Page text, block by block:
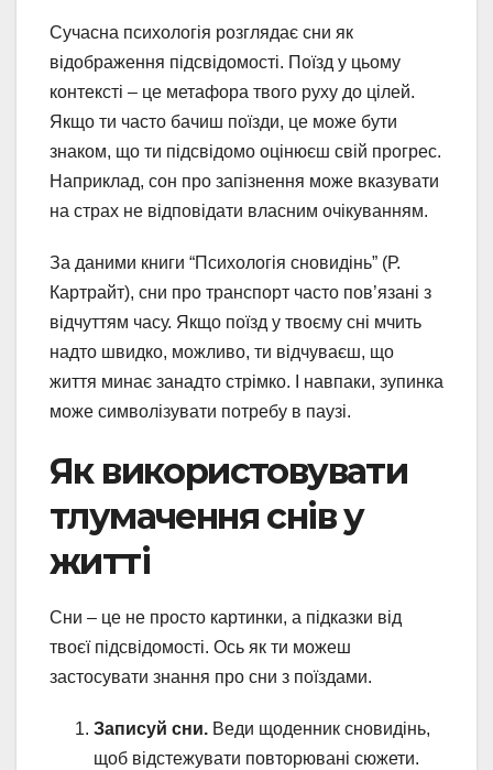
Сучасна психологія розглядає сни як
відображення підсвідомості. Поїзд у цьому
контексті – це метафора твого руху до цілей.
Якщо ти часто бачиш поїзди, це може бути
знаком, що ти підсвідомо оцінюєш свій прогрес.
Наприклад, сон про запізнення може вказувати
на страх не відповідати власним очікуванням.
За даними книги “Психологія сновидінь” (Р.
Картрайт), сни про транспорт часто пов’язані з
відчуттям часу. Якщо поїзд у твоєму сні мчить
надто швидко, можливо, ти відчуваєш, що
життя минає занадто стрімко. І навпаки, зупинка
може символізувати потребу в паузі.
Як використовувати
тлумачення снів у
житті
Сни – це не просто картинки, а підказки від
твоєї підсвідомості. Ось як ти можеш
застосувати знання про сни з поїздами.
Записуй сни. Веди щоденник сновидінь,
щоб відстежувати повторювані сюжети.